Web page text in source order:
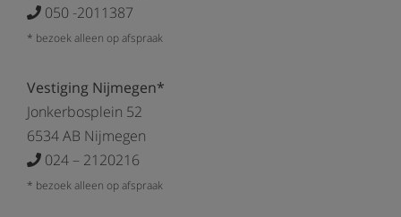
050 -2011387
* bezoek alleen op afspraak
Vestiging Nijmegen*
Jonkerbosplein 52
6534 AB Nijmegen
024 – 2120216
* bezoek alleen op afspraak